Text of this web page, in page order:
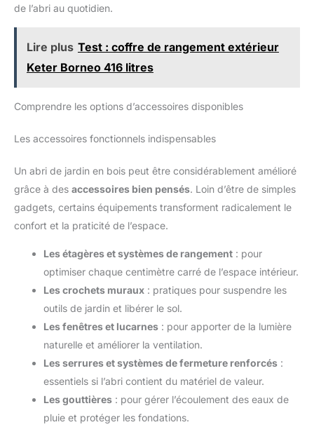
de l’abri au quotidien.
Lire plus Test : coffre de rangement extérieur
Keter Borneo 416 litres
Comprendre les options d’accessoires disponibles
Les accessoires fonctionnels indispensables
Un abri de jardin en bois peut être considérablement amélioré
grâce à des accessoires bien pensés. Loin d’être de simples
gadgets, certains équipements transforment radicalement le
confort et la praticité de l’espace.
Les étagères et systèmes de rangement : pour
optimiser chaque centimètre carré de l’espace intérieur.
Les crochets muraux : pratiques pour suspendre les
outils de jardin et libérer le sol.
Les fenêtres et lucarnes : pour apporter de la lumière
naturelle et améliorer la ventilation.
Les serrures et systèmes de fermeture renforcés :
essentiels si l’abri contient du matériel de valeur.
Les gouttières : pour gérer l’écoulement des eaux de
pluie et protéger les fondations.